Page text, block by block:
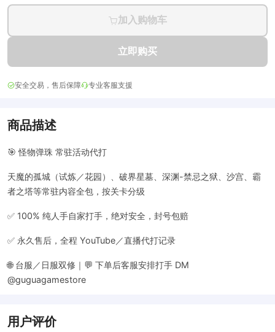
加入购物车
立即购买
安全交易，售后保障 专业客服支援
商品描述
🎯 怪物弹珠 常驻活动代打
天魔的孤城（试炼／花园）、破界星墓、深渊-禁忌之狱、沙宫、霸
者之塔等常驻内容全包，按关卡分级
✅ 100% 纯人手自家打手，绝对安全，封号包赔
✅ 永久售后，全程 YouTube／直播代打记录
🌐 台服／日服双修｜💬 下单后客服安排打手 DM
@guguagamestore
用户评价